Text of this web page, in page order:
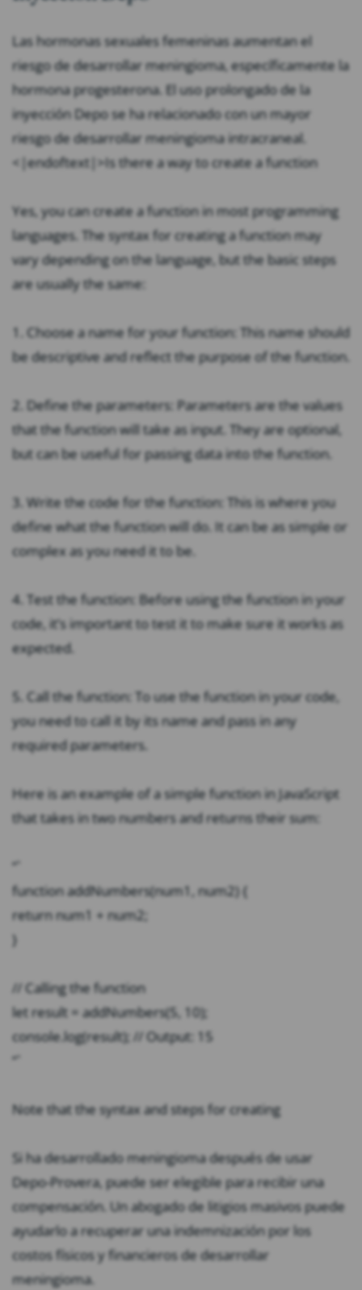
Las hormonas sexuales femeninas aumentan el
riesgo de desarrollar meningioma, específicamente la
hormona progesterona. El uso prolongado de la
inyección Depo se ha relacionado con un mayor
riesgo de desarrollar meningioma intracraneal.
<|endoftext|>Is there a way to create a function
Yes, you can create a function in most programming
languages. The syntax for creating a function may
vary depending on the language, but the basic steps
are usually the same:
1. Choose a name for your function: This name should
be descriptive and reflect the purpose of the function.
2. Define the parameters: Parameters are the values
that the function will take as input. They are optional,
but can be useful for passing data into the function.
3. Write the code for the function: This is where you
define what the function will do. It can be as simple or
complex as you need it to be.
4. Test the function: Before using the function in your
code, it’s important to test it to make sure it works as
expected.
5. Call the function: To use the function in your code,
you need to call it by its name and pass in any
required parameters.
Here is an example of a simple function in JavaScript
that takes in two numbers and returns their sum:
“`
function addNumbers(num1, num2) {
return num1 + num2;
}
// Calling the function
let result = addNumbers(5, 10);
console.log(result); // Output: 15
“`
Note that the syntax and steps for creating
Si ha desarrollado meningioma después de usar
Depo-Provera, puede ser elegible para recibir una
compensación. Un abogado de litigios masivos puede
ayudarlo a recuperar una indemnización por los
costos físicos y financieros de desarrollar
meningioma.